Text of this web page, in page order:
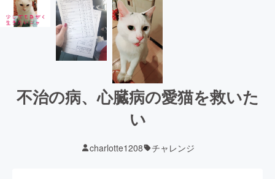
不治の病、心臓病の愛猫を救いた
い
charlotte1208 チャレンジ